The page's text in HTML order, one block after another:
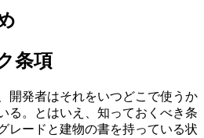
条項
開発者はそれをいつどこで使うか
る。とはいえ、知っておくべき条
レードと建物の書を持っている状